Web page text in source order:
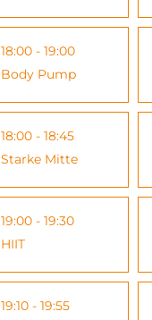
18:00 - 19:00
Body Pump
18:00 - 18:45
Starke Mitte
19:00 - 19:30
HIIT
19:10 - 19:55